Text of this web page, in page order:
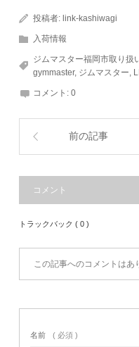
投稿者: link-kashiwagi
入荷情報
ジムマスター福岡市取り扱
gymmaster, ジムマスター,
コメント:0
前の記事
コメント
トラックバック ( 0 )
この記事へのコメントはあ
名前 ( 必須 )